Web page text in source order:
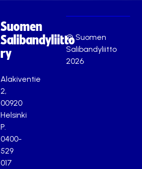
Suomen
Salibandyliitto
ry
Alakiventie
2,
00920
Helsinki
P.
0400-
529
017
© Suomen
Salibandyliitto
2026